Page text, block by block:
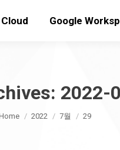
Google
2022-
are here:
2022 7월 29